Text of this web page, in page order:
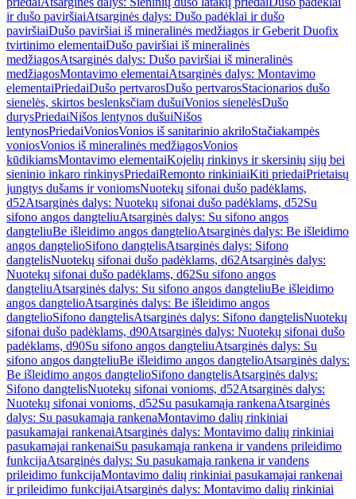
ir dušo paviršiaiAtsarginės dalys: Dušo padėklai ir dušo
paviršiaiDušo paviršiai iš mineralinės medžiagos ir Geberit Duofix
tvirtinimo elementaiDušo paviršiai iš mineralinės
medžiagosAtsarginės dalys: Dušo paviršiai iš mineralinės
medžiagosMontavimo elementaiAtsarginės dalys: Montavimo
elementaiPriedaiDušo pertvarosDušo pertvarosStacionarios dušo
sienelės, skirtos beslenksčiam dušuiVonios sienelėsDušo
durysPriedaiNišos lentynos dušuiNišos
lentynosPriedaiVoniosVonios iš sanitarinio akriloStačiakampės
voniosVonios iš mineralinės medžiagosVonios
kūdikiamsMontavimo elementaiKojelių rinkinys ir skersinių sijų bei
sieninio inkaro rinkinysPriedaiRemonto rinkiniaiKiti priedaiPrietaisų
jungtys dušams ir voniomsNuotekų sifonai dušo padėklams,
d52Atsarginės dalys: Nuotekų sifonai dušo padėklams, d52Su
sifono angos dangteliuAtsarginės dalys: Su sifono angos
dangteliuBe išleidimo angos dangtelioAtsarginės dalys: Be išleidimo
angos dangtelioSifono dangtelisAtsarginės dalys: Sifono
dangtelisNuotekų sifonai dušo padėklams, d62Atsarginės dalys:
Nuotekų sifonai dušo padėklams, d62Su sifono angos
dangteliuAtsarginės dalys: Su sifono angos dangteliuBe išleidimo
angos dangtelioAtsarginės dalys: Be išleidimo angos
dangtelioSifono dangtelisAtsarginės dalys: Sifono dangtelisNuotekų
sifonai dušo padėklams, d90Atsarginės dalys: Nuotekų sifonai dušo
padėklams, d90Su sifono angos dangteliuAtsarginės dalys: Su
sifono angos dangteliuBe išleidimo angos dangtelioAtsarginės dalys:
Be išleidimo angos dangtelioSifono dangtelisAtsarginės dalys:
Sifono dangtelisNuotekų sifonai vonioms, d52Atsarginės dalys:
Nuotekų sifonai vonioms, d52Su pasukamąja rankenaAtsarginės
dalys: Su pasukamąja rankenaMontavimo dalių rinkiniai
pasukamajai rankenaiAtsarginės dalys: Montavimo dalių rinkiniai
pasukamajai rankenaiSu pasukamąja rankena ir vandens prileidimo
funkcijaAtsarginės dalys: Su pasukamąja rankena ir vandens
prileidimo funkcijaMontavimo dalių rinkiniai pasukamajai rankenai
ir prileidimo funkcijaiAtsarginės dalys: Montavimo dalių rinkiniai